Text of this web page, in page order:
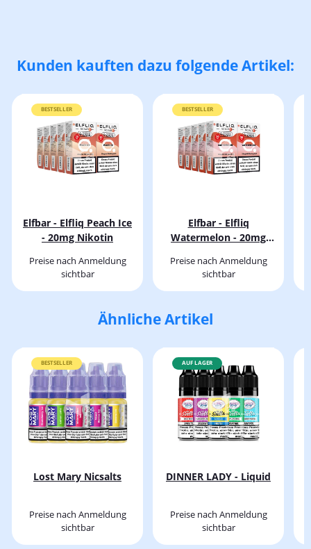
Kunden kauften dazu folgende Artikel:
BESTSELLER
Elfbar - Elfliq Peach Ice
- 20mg Nikotin
Preise nach Anmeldung
sichtbar
BESTSELLER
Elfbar - Elfliq
Watermelon - 20mg
Preise nach Anmeldung
sichtbar
Ähnliche Artikel
BESTSELLER
Lost Mary Nicsalts
Preise nach Anmeldung
sichtbar
AUF LAGER
DINNER LADY - Liquid
Preise nach Anmeldung
sichtbar